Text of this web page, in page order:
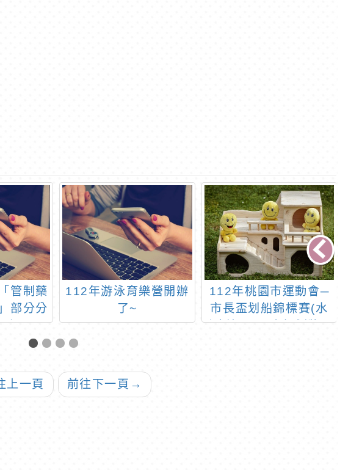
管制藥
部分分
份
112年游泳育樂營開辦
了~
112年桃園市運動會─
市長盃划船錦標賽(水
上划船SUP立板划槳及
上一頁 前往下一頁 →